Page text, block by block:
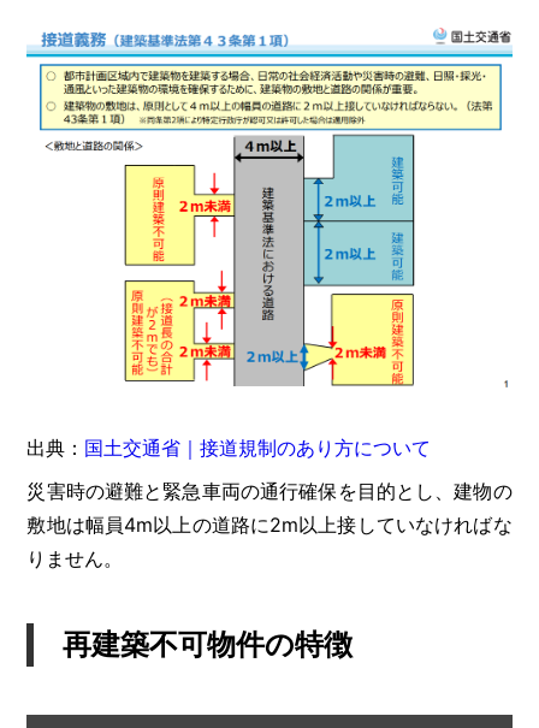
出典： 国土交通省｜接道規制のあり方について
災害時の避難と緊急車両の通行確保を目的とし、建物の
敷地は幅員4m以上の道路に2m以上接していなければな
りません。
再建築不可物件の特徴